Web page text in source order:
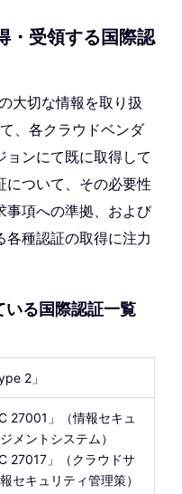
・受領する国際認
大切な情報を取り扱
、各クラウドベンダ
ョンにて既に取得して
について、その必要性
事項への準拠、および
種認証の取得に注力
いる国際認証一覧
2」
27001」（情報セキュ
メントシステム）
27017」（クラウドサ
セキュリティ管理策）